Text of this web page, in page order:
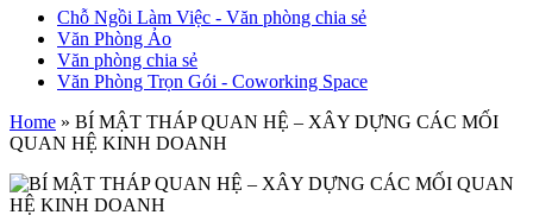
Chỗ Ngồi Làm Việc - Văn phòng chia sẻ
Văn Phòng Ảo
Văn phòng chia sẻ
Văn Phòng Trọn Gói - Coworking Space
Home » BÍ MẬT THÁP QUAN HỆ – XÂY DỰNG CÁC MỐI
QUAN HỆ KINH DOANH